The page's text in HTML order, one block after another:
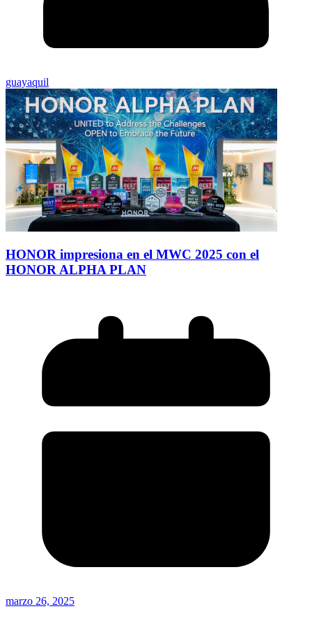
guayaquil
HONOR impresiona en el MWC 2025 con el
HONOR ALPHA PLAN
marzo 26, 2025